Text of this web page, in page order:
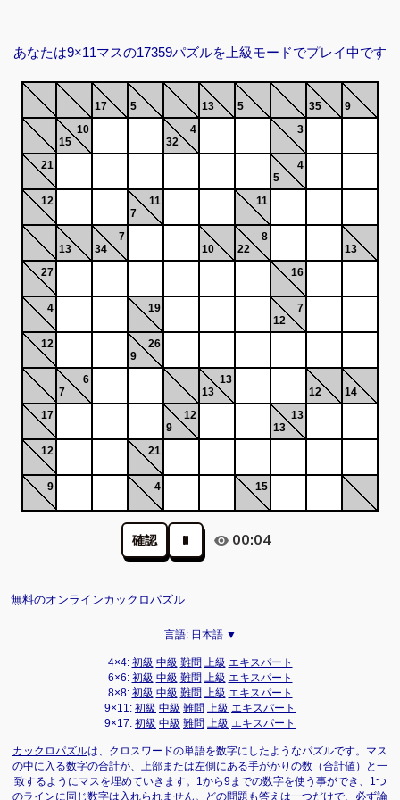
あなたは9×11マスの17359パズルを上級モードでプレイ中です
17 5 13 5 35
9
10
15
4
32
3
21
4
5
12
11
7
11
13
7
34
10
8
22
13
27
16
4 19
7
12
12
26
9
6
7
13
13
12
14
17
12
9
13
13
12
21
9 4 15
確認 00:04
無料のオンラインカックロパズル
言語: 日本語 ▼
4×4: 初級 中級 難問 上級 エキスパート
6×6: 初級 中級 難問 上級 エキスパート
8×8: 初級 中級 難問 上級 エキスパート
9×11: 初級 中級 難問 上級 エキスパート
9×17: 初級 中級 難問 上級 エキスパート
カックロパズルは、クロスワードの単語を数字にしたようなパズルです。マス
の中に入る数字の合計が、上部または左側にある手がかりの数（合計値）と一
致するようにマスを埋めていきます。1から9までの数字を使う事ができ、1つ
のラインに同じ数字は入れられません。どの問題も答えは一つだけで、必ず論